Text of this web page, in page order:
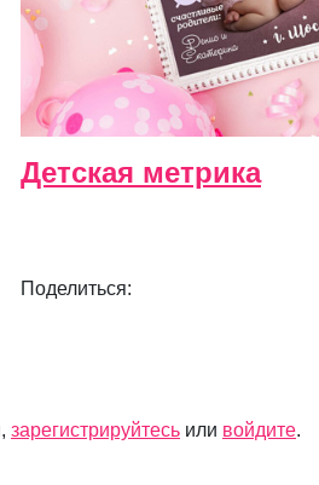
Детская метрика
Поделиться:
зарегистрируйтесь или войдите.